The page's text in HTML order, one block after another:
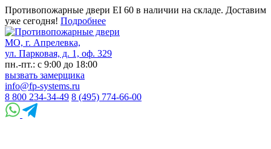
Противопожарные двери EI 60 в наличии на складе. Доставим
уже сегодня! Подробнее
МО, г. Апрелевка,
ул. Парковая, д. 1, оф. 329
пн.-пт.: с 9:00 до 18:00
вызвать замерщика
info@fp-systems.ru
8 800 234-34-49 8 (495) 774-66-00